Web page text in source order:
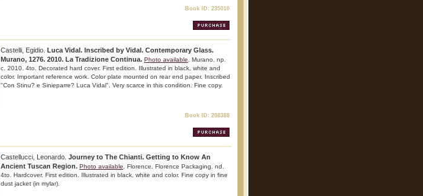
Book ID: 235010
Castelli, Egidio. Luca Vidal. Inscribed by Vidal. Contemporary Glass.
Murano, 1276. 2010. La Tradizione Continua. Photo available . Murano. np.
c. 2010. 4to. Decorated hard cover. First edition. Illustrated in black, white and
color. Important reference work. Color plate mounted on rear end paper. Inscribed
"Con Stinu? e Sinieparre? Luca Vidal". Very scarce in this condition. Fine copy.
Book ID: 208388
Castellucci, Leonardo. Journey to The Chianti. Getting to Know An
Ancient Tuscan Region. Photo available . Florence. Florence Packaging. nd.
4to. Hardcover. First edition. Illustrated in black, white and color. Fine copy in fine
dust jacket (in mylar).